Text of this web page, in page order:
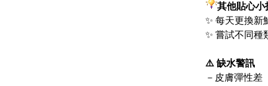
其他貼心小
✨ 每天更換新
✨ 嘗試不同種
⚠️ 缺水警訊
－皮膚彈性差